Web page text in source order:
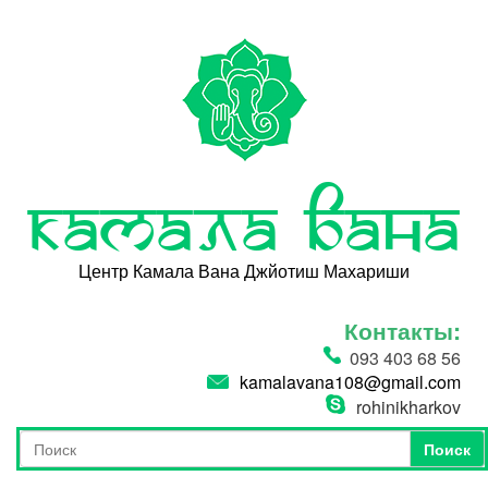
Камала Вана
Центр Камала Вана Джйотиш Махариши
Контакты:
093 403 68 56
kamalavana108@gmail.com
rohinikharkov
Форма поиска
Поиск